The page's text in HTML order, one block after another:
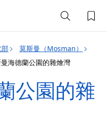
莫斯曼（Mosman）
海德蘭公園的雜燴灣
公園的雜